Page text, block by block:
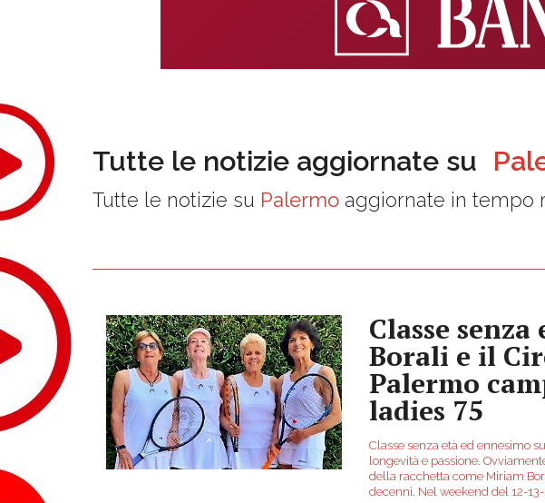
Tutte le notizie aggiornate su
Tutte le notizie su Palermo aggiornate in tempo
Classe
Borali e il
Palermo
ladies 75
Classe senza età ed ennesimo
longevità e passione.
della racchetta come Miriam
decenni. Nel weekend del 12-13-